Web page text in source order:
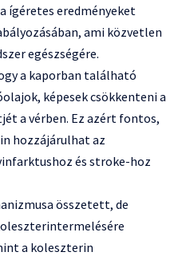
ígéretes eredményeket
ami közvetlen
egészségére.
a kaporban található
képesek csökkenteni a
a vérben. Ez azért fontos,
hozzájárulhat az
és stroke-hoz
összetett, de
a koleszterin